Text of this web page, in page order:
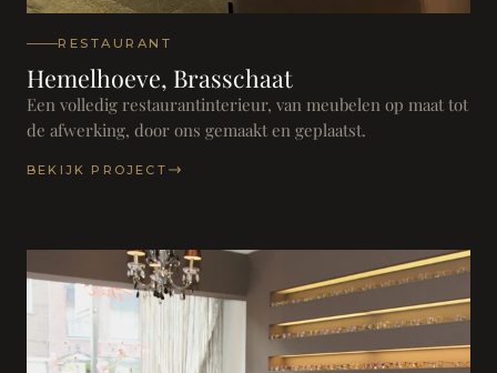
RESTAURANT
Hemelhoeve, Brasschaat
Een volledig restaurantinterieur, van meubelen op maat tot
de afwerking, door ons gemaakt en geplaatst.
BEKIJK PROJECT